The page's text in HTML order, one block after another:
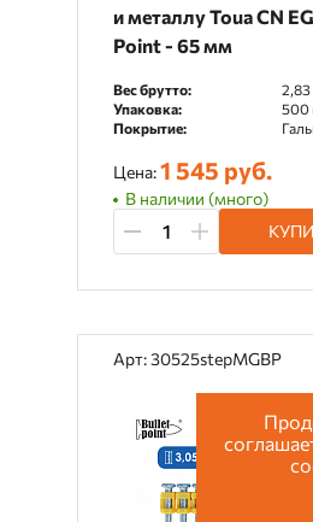
и металлу Toua CN
Point - 65 мм
Вес брутто:
2,83
Упаковка:
500
Покрытие:
Цена:1 545 руб.
В наличии (много)
Арт: 30525stepMGBP